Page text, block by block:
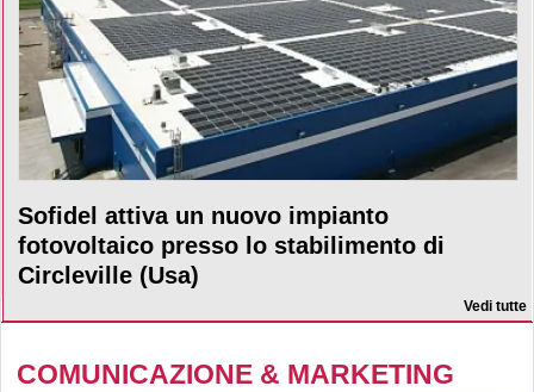
Sofidel attiva un nuovo impianto
fotovoltaico presso lo stabilimento di
Circleville (Usa)
Vedi tutte
COMUNICAZIONE & MARKETING